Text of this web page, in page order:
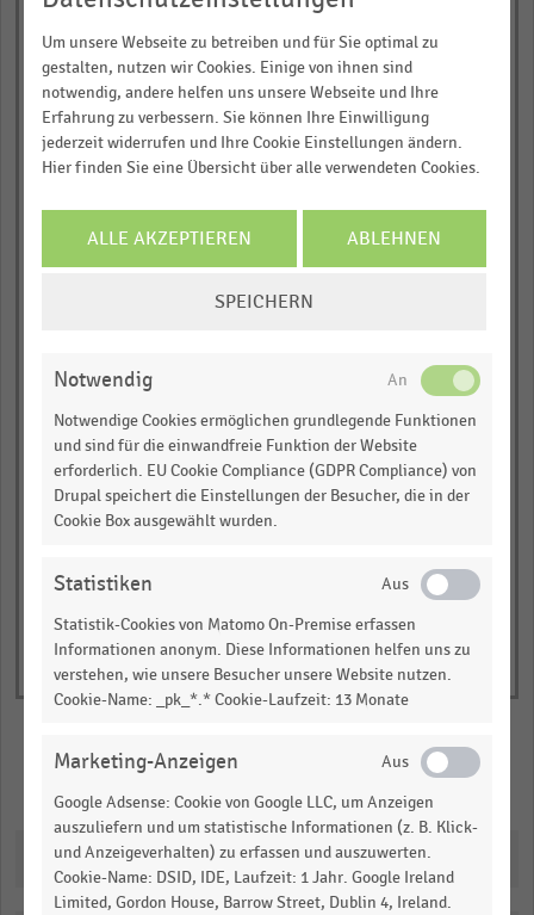
empty
empty
empty
Über 300.000 Daten und Kennzahlen
Rund 25.000 Statistiken
Download als Excel, PNG, PDF
… und vieles mehr!
Downloads
Um unsere Webseite zu betreiben und für Sie optimal zu
gestalten, nutzen wir Cookies. Einige von ihnen sind
notwendig, andere helfen uns unsere Webseite und Ihre
Erfahrung zu verbessern. Sie können Ihre Einwilligung
jederzeit widerrufen und Ihre Cookie Einstellungen ändern.
Hier finden Sie eine Übersicht über alle verwendeten Cookies.
ALLE AKZEPTIEREN ABLEHNEN
SPEICHERN
Notwendig
Notwendige Cookies ermöglichen grundlegende Funktionen
und sind für die einwandfreie Funktion der Website
erforderlich. EU Cookie Compliance (GDPR Compliance) von
Drupal speichert die Einstellungen der Besucher, die in der
Cookie Box ausgewählt wurden.
Statistiken
Statistik-Cookies von Matomo On-Premise erfassen
Informationen anonym. Diese Informationen helfen uns zu
verstehen, wie unsere Besucher unsere Website nutzen.
Cookie-Name: _pk_*.* Cookie-Laufzeit: 13 Monate
Marketing-Anzeigen
Google Adsense: Cookie von Google LLC, um Anzeigen
auszuliefern und um statistische Informationen (z. B. Klick-
und Anzeigeverhalten) zu erfassen und auszuwerten.
Cookie-Name: DSID, IDE, Laufzeit: 1 Jahr. Google Ireland
Limited, Gordon House, Barrow Street, Dublin 4, Ireland.